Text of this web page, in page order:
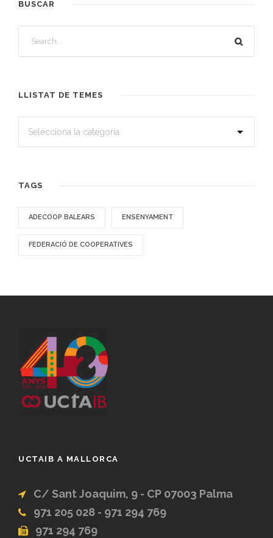
BUSCAR
LLISTAT DE TEMES
TAGS
ADECOOP BALEARS ENSENYAMENT
FEDERACIÓ DE COOPERATIVES
UCTAIB A MALLORCA
C/ Sant Joaquim, 9 - CP 07003 Palma
971 205 028 - 971 294 769
971 294 769